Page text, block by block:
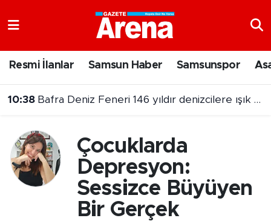
Resmi İlanlar Samsun Haber Samsunspor
10:37 Samsun'da fındık alarmı! Ağaçları içten içe kurutuyor
Çocuklarda
Depresyon:
Sessizce Büyüyen
Bir Gerçek
Samsun Namaz Vakitleri
Trafik Durumu
Süper Lig Puan Durumu ve Fikstür
Tüm Manşetler